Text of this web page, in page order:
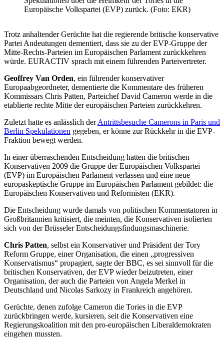
Europäische Volkspartei (EVP) zurück. (Foto: EKR)
Trotz anhaltender Gerüchte hat die regierende britische konservative
Partei Andeutungen dementiert, dass sie zu der EVP-Gruppe der
Mitte-Rechts-Parteien im Europäischen Parlament zurückkehren
würde. EURACTIV sprach mit einem führenden Parteivertreter.
Geoffrey Van Orden, ein führender konservativer
Europaabgeordneter, dementierte die Kommentare des früheren
Kommissars Chris Patten, Parteichef David Cameron werde in die
etablierte rechte Mitte der europäischen Parteien zurückkehren.
Zuletzt hatte es anlässlich derAntrittsbesuche Camerons in Paris und
Berlin Spekulationen gegeben, er könne zur Rückkehr in die EVP-
Fraktion bewegt werden.
In einer überraschenden Entscheidung hatten die britischen
Konservativen 2009 die Gruppe der Europäischen Volkspartei
(EVP) im Europäischen Parlament verlassen und eine neue
europaskeptische Gruppe im Europäischen Parlament gebildet: die
Europäischen Konservativen und Reformisten (EKR).
Die Entscheidung wurde damals von politischen Kommentatoren in
Großbritannien kritisiert, die meinten, die Konservativen isolierten
sich von der Brüsseler Entscheidungsfindungsmaschinerie.
Chris Patten, selbst ein Konservativer und Präsident der Tory
Reform Gruppe, einer Organisation, die einen „progressiven
Konservatismus“ propagiert, sagte der BBC, es sei sinnvoll für die
britischen Konservativen, der EVP wieder beizutreten, einer
Organisation, der auch die Parteien von Angela Merkel in
Deutschland und Nicolas Sarkozy in Frankreich angehören.
Gerüchte, denen zufolge Cameron die Tories in die EVP
zurückbringen werde, kursieren, seit die Konservativen eine
Regierungskoalition mit den pro-europäischen Liberaldemokraten
eingehen mussten.